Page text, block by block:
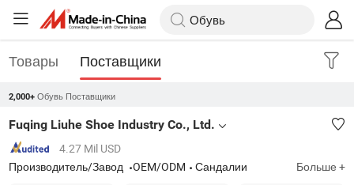
Товары Поставщики
2,000+ Обувь Поставщики
Fuqing Liuhe Shoe Industry Co., Ltd.
4.27 Mil USD
Производитель/Завод
OEM/ODM Сандалии Больше +